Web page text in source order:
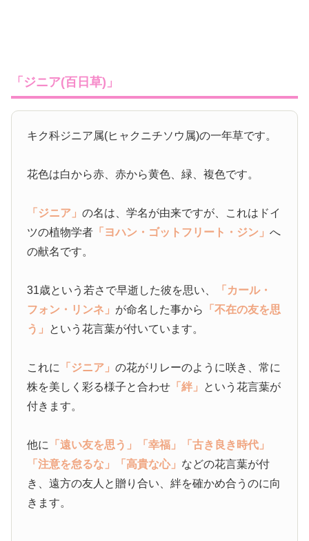
「ジニア(百日草)」
キク科ジニア属(ヒャクニチソウ属)の一年草です。
花色は白から赤、赤から黄色、緑、複色です。
「ジニア」の名は、学名が由来ですが、これはドイ
ツの植物学者 「ヨハン・ゴットフリート・ジン」へ
の献名です。
31歳という若さで早逝した彼を思い、
「カール・
フォン・リンネ」 が命名した事から
「不在の友を思
う」 という花言葉が付いています。
これに 「ジニア」の花がリレーのように咲き、常に
株を美しく彩る様子と合わせ 「絆」 という花言葉が
付きます。
他に 「遠い友を思う」 「幸福」
「古き良き時代」
「注意を怠るな」
「高貴な心」 などの花言葉が付
き、遠方の友人と贈り合い、絆を確かめ合うのに向
きます。